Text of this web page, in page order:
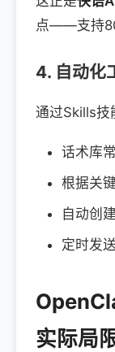
点——支持
4. 自动化
通过Skills技
话术库
根据关
自动创
定时发
实际局